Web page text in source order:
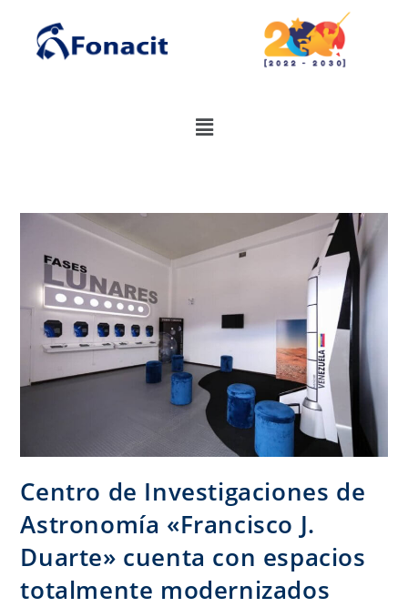
Centro de Investigaciones de
Astronomía «Francisco J.
Duarte» cuenta con espacios
totalmente modernizados